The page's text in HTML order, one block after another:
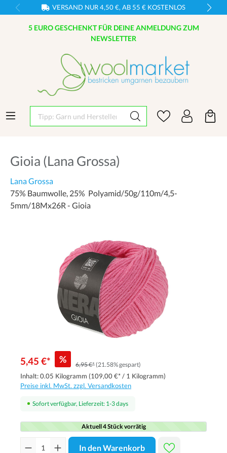
VERSAND NUR 4,50 €, AB 55 € KOSTENLOS
5 EURO GESCHENKT FÜR DEINE ANMELDUNG ZUM
NEWSLETTER
Tipp: Garn und Hersteller eingeben
Gioia (Lana Grossa)
Lana Grossa
75% Baumwolle, 25% Polyamid/50g/110m/4,5-
5mm/18Mx26R - Gioia
5,45 €* % 6,95 €*(21.58% gespart)
Inhalt:0.05 Kilogramm (109,00 €* / 1 Kilogramm)
Preise inkl. MwSt. zzgl. Versandkosten
Sofort verfügbar, Lieferzeit: 1-3 days
Aktuell 4 Stück vorrätig
In den Warenkorb